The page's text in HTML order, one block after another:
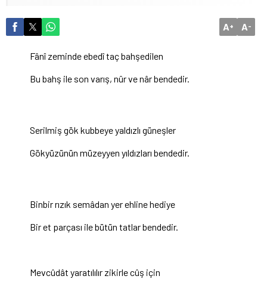
A+ A-
Fânî zeminde ebedî taç bahşedilen
Bu bahş ile son varış, nûr ve nâr bendedir.
Serilmiş gök kubbeye yaldızlı güneşler
Gökyüzünün müzeyyen yıldızları bendedir.
Binbir rızık semâdan yer ehline hediye
Bir et parçası ile bütün tatlar bendedir.
Mevcûdât yaratılılır zikirle cûş için